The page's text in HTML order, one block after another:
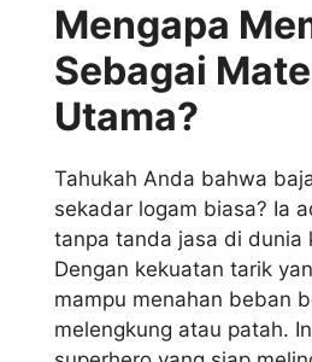
Mengapa
Sebagai
Utama?
Tahukah Anda bahwa
sekadar logam biasa? Ia
tanpa tanda jasa di dunia
Dengan kekuatan tarik
mampu menahan beban
melengkung atau patah.